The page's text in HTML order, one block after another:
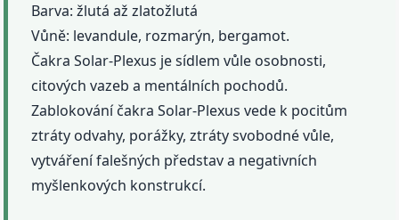
Barva: žlutá až zlatožlutá
Vůně: levandule, rozmarýn, bergamot.
Čakra Solar-Plexus je sídlem vůle osobnosti,
citových vazeb a mentálních pochodů.
Zablokování čakra Solar-Plexus vede k pocitům
ztráty odvahy, porážky, ztráty svobodné vůle,
vytváření falešných představ a negativních
myšlenkových konstrukcí.